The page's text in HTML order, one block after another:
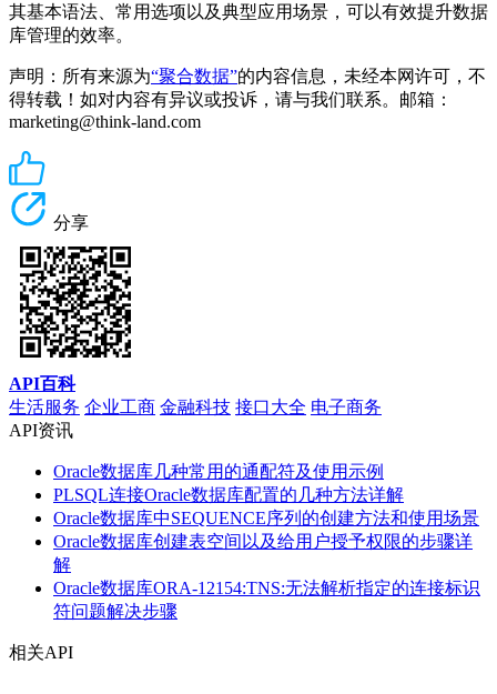
其基本语法、常用选项以及典型应用场景，可以有效提升数据
库管理的效率。
声明：所有来源为“聚合数据”的内容信息，未经本网许可，不
得转载！如对内容有异议或投诉，请与我们联系。邮箱：
marketing@think-land.com
分享
API百科
生活服务 企业工商 金融科技 接口大全 电子商务
API资讯
Oracle数据库几种常用的通配符及使用示例
PLSQL连接Oracle数据库配置的几种方法详解
Oracle数据库中SEQUENCE序列的创建方法和使用场景
Oracle数据库创建表空间以及给用户授予权限的步骤详
解
Oracle数据库ORA-12154:TNS:无法解析指定的连接标识
符问题解决步骤
相关API